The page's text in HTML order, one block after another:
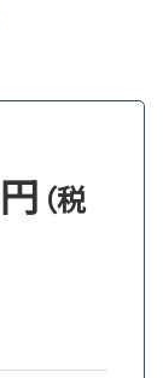
（税